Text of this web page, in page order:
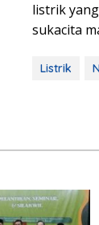
listrik
sukacita
Listrik